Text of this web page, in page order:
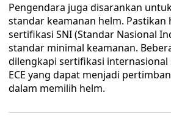
Pengendara juga disarankan
standar keamanan helm. Pastikan
sertifikasi SNI (Standar Nasional
standar minimal keamanan.
dilengkapi sertifikasi internasional
ECE yang dapat menjadi
dalam memilih helm.